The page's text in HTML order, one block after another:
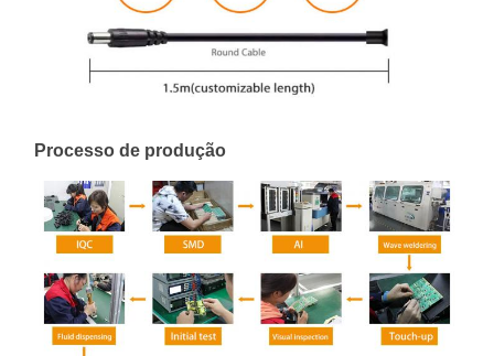
Processo de produção